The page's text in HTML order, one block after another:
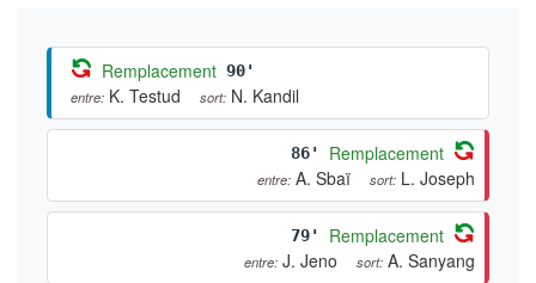
Remplacement 90'
entre: K. Testud sort: N. Kandil
86' Remplacement
entre: A. Sbaï sort: L. Joseph
79' Remplacement
entre: J. Jeno sort: A. Sanyang